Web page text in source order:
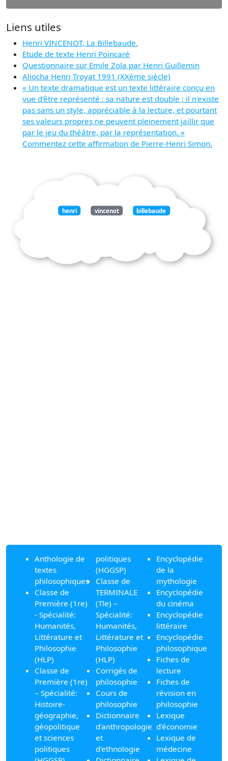
Liens utiles
Henri VINCENOT, La Billebaude.
Etude de texte Henri Poincaré
Questionnaire sur Emile Zola par Henri Guillemin
Aliocha Henri Troyat 1991 (XXème siècle)
« Un texte dramatique est un texte littéraire conçu en
vue d'être représenté : sa nature est double ; il n'existe
pas sans un style, appréciable à la lecture, et pourtant
ses valeurs propres ne peuvent pleinement jaillir que
par le jeu du théâtre, par la représentation. »
Commentez cette affirmation de Pierre-Henri Simon.
henri vincenot billebaude
Anthologie de
textes
philosophiques
Classe de
Première (1re)
- Spécialité:
Humanités,
Littérature et
Philosophie
(HLP)
Classe de
Première (1re)
– Spécialité:
Histoire-
géographie,
géopolitique
et sciences
politiques
politiques
(HGGSP)
Classe de
TERMINALE
(Tle) –
Spécialité:
Humanités,
Littérature et
Philosophie
(HLP)
Corrigés de
philosophie
Cours de
philosophie
Dictionnaire
d'anthropologie
et
d'ethnologie
Encyclopédie
de la
mythologie
Encyclopédie
du cinéma
Encyclopédie
littéraire
Encyclopédie
philosophique
Fiches de
lecture
Fiches de
révision en
philosophie
Lexique
d'économie
Lexique de
médecine